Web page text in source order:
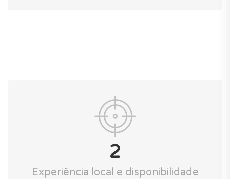
2
Experiência local e disponibilidade